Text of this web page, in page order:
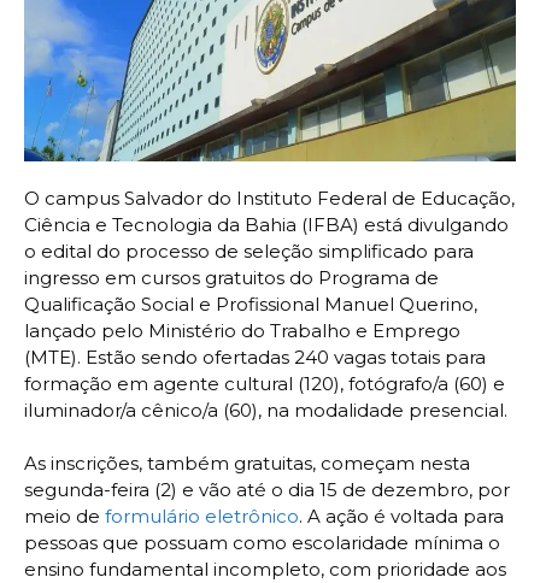
O campus Salvador do Instituto Federal de Educação,
Ciência e Tecnologia da Bahia (IFBA) está divulgando
o edital do processo de seleção simplificado para
ingresso em cursos gratuitos do Programa de
Qualificação Social e Profissional Manuel Querino,
lançado pelo Ministério do Trabalho e Emprego
(MTE). Estão sendo ofertadas 240 vagas totais para
formação em agente cultural (120), fotógrafo/a (60) e
iluminador/a cênico/a (60), na modalidade presencial.
As inscrições, também gratuitas, começam nesta
segunda-feira (2) e vão até o dia 15 de dezembro, por
meio de formulário eletrônico. A ação é voltada para
pessoas que possuam como escolaridade mínima o
ensino fundamental incompleto, com prioridade aos